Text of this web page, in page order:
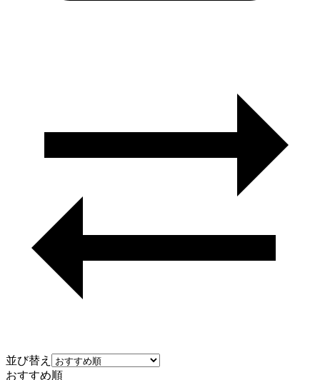
並び替え
おすすめ順